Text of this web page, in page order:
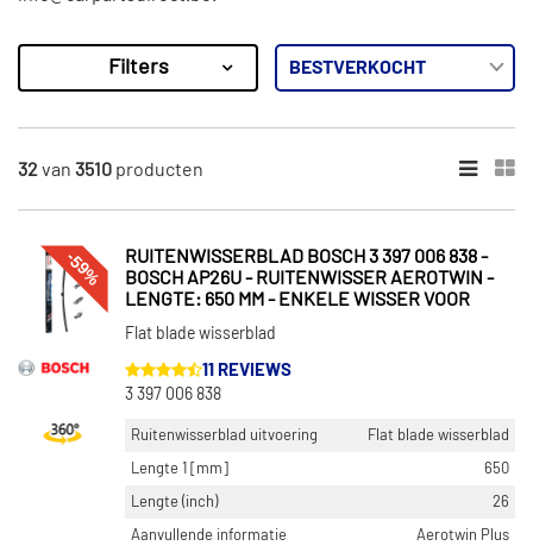
Resultaten
×
Bosch (539)
Maxgear (465)
Denso (378)
Filters
32van 3510 producten
-59%
RUITENWISSERBLAD BOSCH 3 397 006 838 -
BOSCH AP26U - RUITENWISSER AEROTWIN -
LENGTE: 650 MM - ENKELE WISSER VOOR
Flat blade wisserblad
11 REVIEWS
3 397 006 838
Ruitenwisserblad uitvoering
Flat blade wisserblad
Lengte 1 [mm]
650
Lengte (inch)
26
Aanvullende informatie
Aerotwin Plus